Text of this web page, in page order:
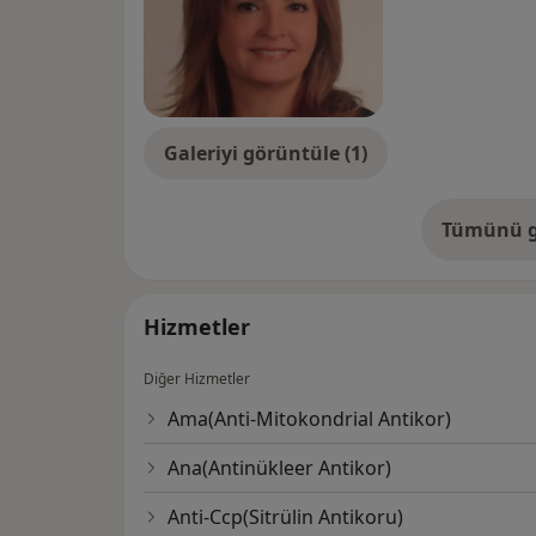
Galeriyi görüntüle (1)
Tümünü
Hizmetler
Diğer Hizmetler
Ama(Anti-Mitokondrial Antikor)
Ana(Antinükleer Antikor)
Anti-Ccp(Sitrülin Antikoru)